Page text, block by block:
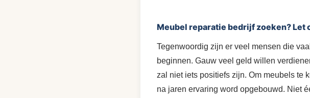
Meubel reparatie bedrijf zoeken? Let
Tegenwoordig zijn er veel mensen die
beginnen. Gauw veel geld willen
zal niet iets positiefs zijn. Om meubels te
na jaren ervaring word opgebouwd. Niet